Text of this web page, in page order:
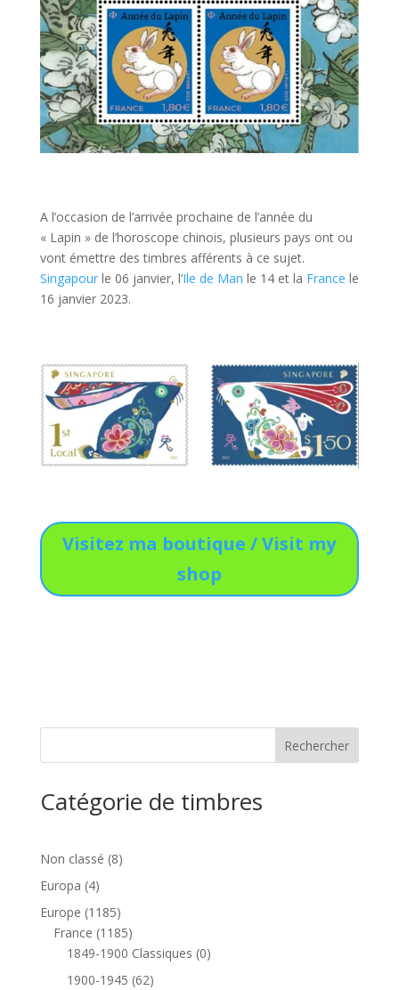
A l’occasion de l’arrivée prochaine de l’année du
« Lapin » de l’horoscope chinois, plusieurs pays ont ou
vont émettre des timbres afférents à ce sujet.
Singapourle 06 janvier, l’Ile de Man le 14 et la France le
16 janvier 2023.
Visitez ma boutique / Visit my
shop
Catégorie de timbres
Non classé 88
Europa 44
produits
Europe 11851185
produits
France 11851185
produits
1849-1900 Classiques 00
1900-1945 6262